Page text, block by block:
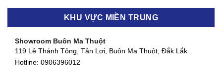
Showroom Biên Hòa - Đồng Nai
Showroom Thuận An - Bình Dương
KHU VỰC MIỀN TRUNG
Showroom Buôn Ma Thuột
119 Lê Thánh Tông, Tân Lợi, Buôn Ma Thuột, Đắk Lắk
Hotline: 0906396012